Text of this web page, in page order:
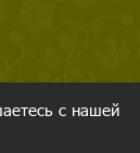
с нашей